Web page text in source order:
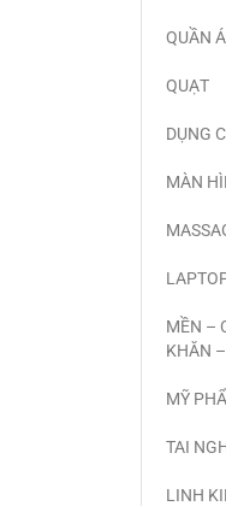
QUẦN
QUẠT
DỤNG
MÀN
MỀN –
KHĂN
MỸ
TAI
LINH